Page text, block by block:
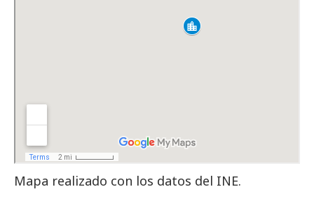
Mapa realizado con los datos del INE.